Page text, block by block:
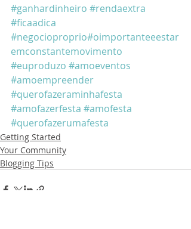
#ganhardinheiro #rendaextra
#ficaadica
#negocioproprio#oimportanteeestar
emconstantemovimento
#euproduzo #amoeventos
#amoempreender
#querofazeraminhafesta
#amofazerfesta #amofesta
#querofazerumafesta
Getting Started
Your Community
Blogging Tips